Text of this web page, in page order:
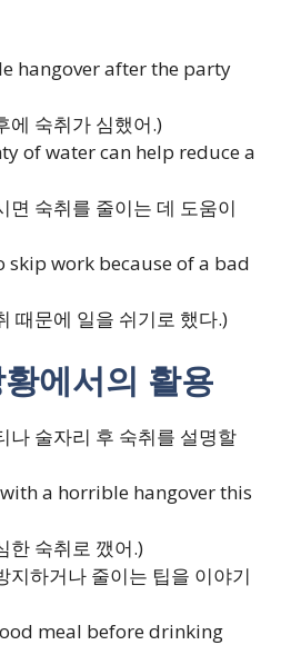
hangover after the party
에 숙취가 심했어.)
of water can help reduce a
면 숙취를 줄이는 데 도움이
skip work because of a bad
때문에 일을 쉬기로 했다.)
에서의 활용
나 술자리 후 숙취를 설명할
a horrible hangover this
한 숙취로 깼어.)
지하거나 줄이는 팁을 이야기
meal before drinking